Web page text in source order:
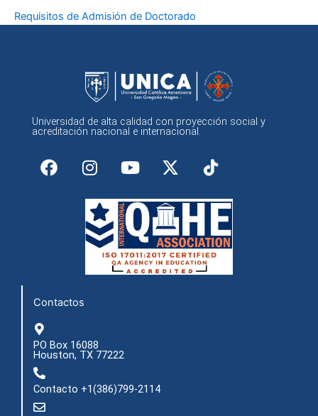
Requisitos de Admisión de Doctorado
Universidad de alta calidad con proyección social y
acreditación nacional e internacional.
F
a
I
n
t
a
g
a
Y
o
t
u
b
e
X
-
w
i
t
t
e
Contactos
PO Box 16088
Houston, TX 77222
Contacto +1(386)799-2114